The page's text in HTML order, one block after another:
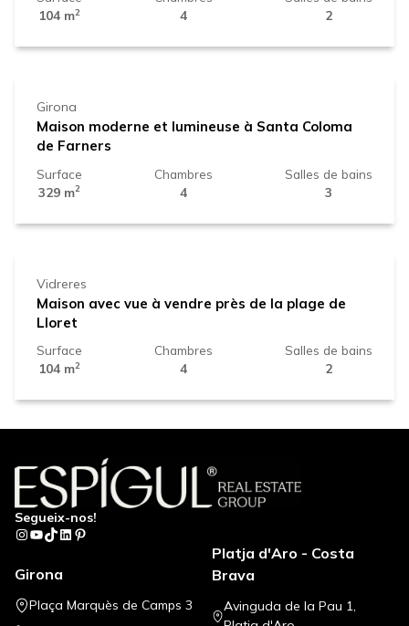
104 m2
4
2
475.000 €
Girona
Maison moderne et lumineuse à Santa Coloma
de Farners
Surface
329 m2
Chambres
4
Salles de bains
3
240.000 €
Vidreres
Maison avec vue à vendre près de la plage de
Lloret
Surface
104 m2
Chambres
4
Salles de bains
2
Segueix-nos!
Instagram
YouTube
TikTok
LinkedIn
Pinterest
Girona
Plaça Marquès de Camps 3
Platja d'Aro - Costa
Brava
Avinguda de la Pau 1,